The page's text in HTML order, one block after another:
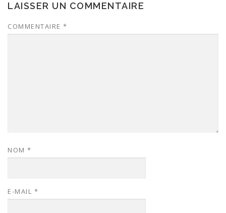
LAISSER UN COMMENTAIRE
COMMENTAIRE *
NOM *
E-MAIL *